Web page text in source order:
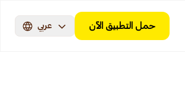
حمل التطبيق الآن عربي